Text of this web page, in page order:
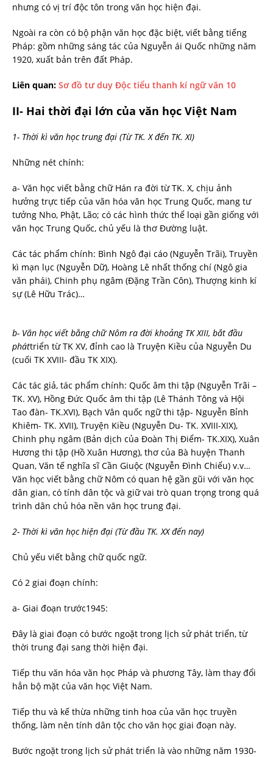
nhưng có vị trí độc tôn trong văn học hiện đại.
Ngoài ra còn có bộ phận văn học đặc biệt, viết bằng tiếng
Pháp: gồm những sáng tác của Nguyễn ái Quốc những năm
1920, xuất bản trên đất Pháp.
Liên quan: Sơ đồ tư duy Độc tiểu thanh kí ngữ văn 10
II- Hai thời đại lớn của văn học Việt Nam
1- Thời kì văn học trung đại (Từ TK. X đến TK. XI)
Những nét chính:
a- Văn học viết bằng chữ Hán ra đời từ TK. X, chịu ảnh
hưởng trực tiếp của văn hóa văn học Trung Quốc, mang tư
tưởng Nho, Phật, Lão; có các hình thức thể loại gần giống với
văn học Trung Quốc, chủ yếu là thơ Đường luật.
Các tác phẩm chính: Bình Ngô đại cáo (Nguyễn Trãi), Truyền
kì mạn lục (Nguyễn Dữ), Hoàng Lê nhất thống chí (Ngô gia
văn phái), Chinh phụ ngâm (Đặng Trần Côn), Thượng kinh kí
sự (Lê Hữu Trác)…
b- Văn học viết bằng chữ Nôm ra đời khoảng TK XIII, bắt đầu
pháttriển từ TK XV, đỉnh cao là Truyện Kiều của Nguyễn Du
(cuối TK XVIII- đầu TK XIX).
Các tác giả, tác phẩm chính: Quốc âm thi tập (Nguyễn Trãi –
TK. XV), Hồng Đức Quốc âm thi tập (Lê Thánh Tông và Hội
Tao đàn- TK.XVI), Bạch Vân quốc ngữ thi tập- Nguyễn Bỉnh
Khiêm- TK. XVII), Truyện Kiều (Nguyễn Du- TK. XVIII-XIX),
Chinh phụ ngâm (Bản dịch của Đoàn Thị Điểm- TK.XIX), Xuân
Hương thi tập (Hồ Xuân Hương), thơ của Bà huyện Thanh
Quan, Văn tế nghĩa sĩ Cần Giuộc (Nguyễn Đình Chiểu) v.v…
Văn học viết bằng chữ Nôm có quan hệ gần gũi với văn học
dân gian, có tính dân tộc và giữ vai trò quan trọng trong quá
trình dân chủ hóa nền văn học trung đại.
2- Thời kì văn học hiện đại (Từ đầu TK. XX đến nay)
Chủ yếu viết bằng chữ quốc ngữ.
Có 2 giai đoạn chính:
a- Giai đoạn trước1945:
Đây là giai đoạn có bước ngoặt trong lịch sử phát triển, từ
thời trung đại sang thời hiện đại.
Tiếp thu văn hóa văn học Pháp và phương Tây, làm thay đổi
hẳn bộ mặt của văn học Việt Nam.
Tiếp thu và kế thừa những tinh hoa của văn học truyền
thống, làm nên tính dân tộc cho văn học giai đoạn này.
Bước ngoặt trong lịch sử phát triển là vào những năm 1930-